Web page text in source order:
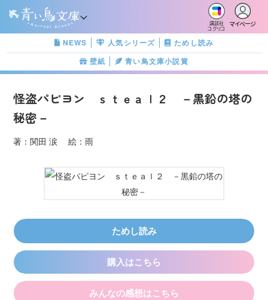
講談社
コクリコ
マイページ
NEWS 人気シリーズ
ためし読み
壁紙
青い鳥文庫小説賞
怪盗パピヨン ｓｔｅａｌ２ －黒鉛の塔の
秘密－
著：関田 涙 絵：雨
ためし読み
購入はこちら
みんなの感想はこちら